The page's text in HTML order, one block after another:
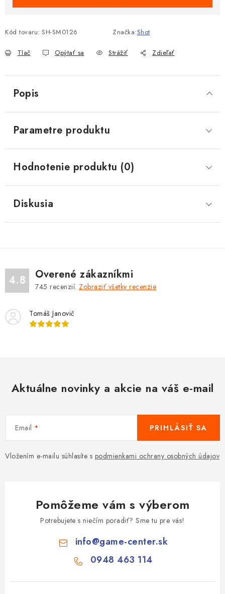
Kód tovaru: SH-SM0126 Značka:Shot
Tlač Opýtať sa Strážiť Zdieľať
Popis
Parametre produktu
Hodnotenie produktu (0)
Diskusia
4.8 Overené zákazníkmi
745 recenzií. Zobraziť všetky recenzie
Tomáš Janovič
Aktuálne novinky a akcie na váš e-mail
Email
Vložením e-mailu súhlasíte s podmienkami ochrany osobných údajov
PRIHLÁSIŤ SA
Pomôžeme vám s výberom
Potrebujete s niečím poradiť? Sme tu pre vás!
info@game-center.sk
0948 463 114